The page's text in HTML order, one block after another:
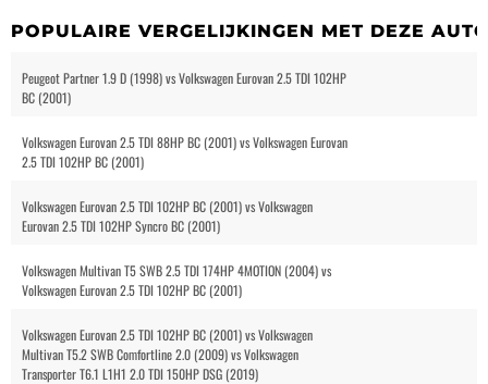
POPULAIRE VERGELIJKINGEN MET DEZE
Peugeot Partner 1.9 D (1998) vs Volkswagen Eurovan 2.5 TDI 102HP
BC (2001)
Volkswagen Eurovan 2.5 TDI 88HP BC (2001) vs Volkswagen Eurovan
2.5 TDI 102HP BC (2001)
Volkswagen Eurovan 2.5 TDI 102HP BC (2001) vs Volkswagen
Eurovan 2.5 TDI 102HP Syncro BC (2001)
Volkswagen Multivan T5 SWB 2.5 TDI 174HP 4MOTION (2004) vs
Volkswagen Eurovan 2.5 TDI 102HP BC (2001)
Volkswagen Eurovan 2.5 TDI 102HP BC (2001) vs Volkswagen
Multivan T5.2 SWB Comfortline 2.0 (2009) vs Volkswagen
Transporter T6.1 L1H1 2.0 TDI 150HP DSG (2019)